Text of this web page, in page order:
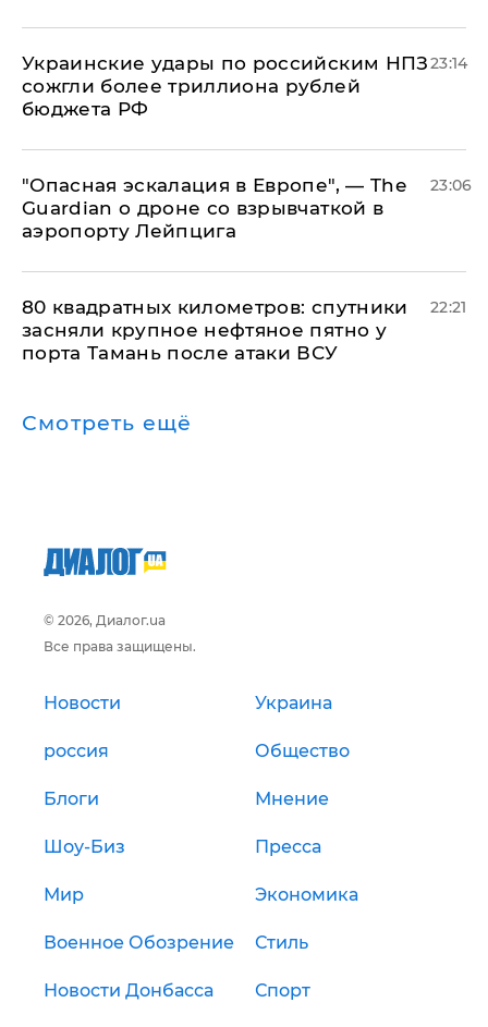
Украинские удары по российским НПЗ
сожгли более триллиона рублей
бюджета РФ
23:14
"Опасная эскалация в Европе", — The
Guardian о дроне со взрывчаткой в
аэропорту Лейпцига
23:06
80 квадратных километров: спутники
засняли крупное нефтяное пятно у
порта Тамань после атаки ВСУ
22:21
Смотреть ещё
© 2026, Диалог.ua
Все права защищены.
Новости Украина
россия Общество
Блоги Мнение
Шоу-Биз Пресса
Мир Экономика
Военное Обозрение Стиль
Новости Донбасса Спорт